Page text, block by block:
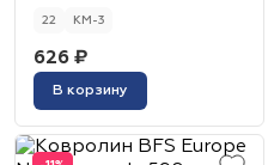
22 КМ-3
626 ₽
В корзину